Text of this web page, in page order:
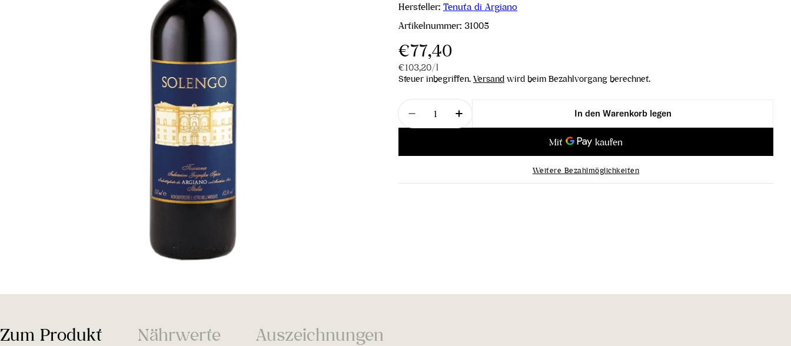
Hersteller: Tenuta di Argiano
Artikelnummer: 31005
Regulärer
Preis
€77,40
Stückpreis
€103,20/pro
l
Steuer inbegriffen. Versand wird beim Bezahlvorgang berechnet.
Menge
Menge für Solengo IGT 2019 verringern
Menge für Solengo IGT 2019 erhöhen
In den Warenkorb legen
Weitere Bezahlmöglichkeiten
Zum Produkt Nährwerte Auszeichnungen